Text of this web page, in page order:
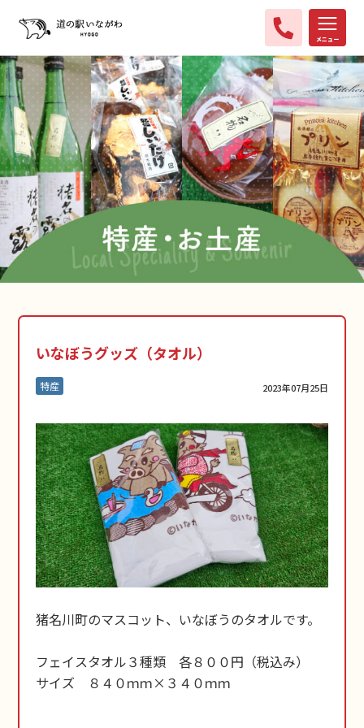
メニュー
いなぼうグッズ（タオル）
特産 2023年07月25日
猪名川町のマスコット、いなぼうのタオルです。
フェイスタオル３種類 各８００円（税込み）
サイズ ８４０ｍｍ×３４０ｍｍ